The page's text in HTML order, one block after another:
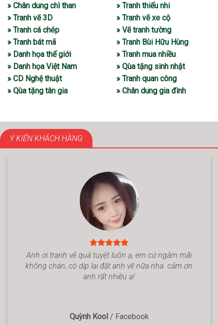
» Chân dung chì than
» Tranh vẽ 3D
» Tranh cá chép
» Tranh bát mã
» Danh họa thế giới
» Danh họa Việt Nam
» CD Nghệ thuật
» Qùa tặng tân gia
» Tranh thiếu nhi
» Tranh vẽ xe cộ
» Vẽ tranh tường
» Tranh Bùi Hữu Hùng
» Tranh mua nhiều
» Qùa tặng sinh nhật
» Tranh quan công
» Chân dung gia đình
Ý KIẾN KHÁCH HÀNG
Anh ơi tranh vẽ quá tuyệt luôn ạ, em cứ ngắm mãi
không chán, có dịp lại đặt anh vẽ nữa nha. cảm ơn
anh rất nhiều ạ!
Quỳnh Kool / Facebook